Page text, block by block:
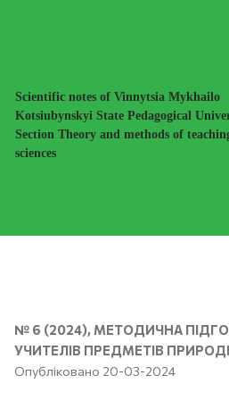
Scientific notes of Vinnytsia Mykhailo
Kotsiubynskyi State Pedagogical
Section Theory and methods of
sciences
№ 6 (2024), МЕТОДИЧНА
УЧИТЕЛІВ ПРЕДМЕТІВ
Опубліковано 20-03-2024